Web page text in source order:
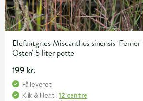
Elefantgræs Miscanthus sinensis 'Ferner
Osten' 5 liter potte
199 kr.
Få leveret
Klik & Hent i 12 centre